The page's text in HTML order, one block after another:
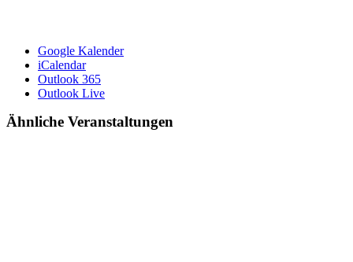
Google Kalender
iCalendar
Outlook 365
Outlook Live
Ähnliche Veranstaltungen